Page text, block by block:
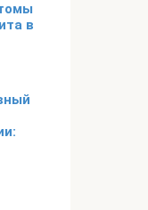
в